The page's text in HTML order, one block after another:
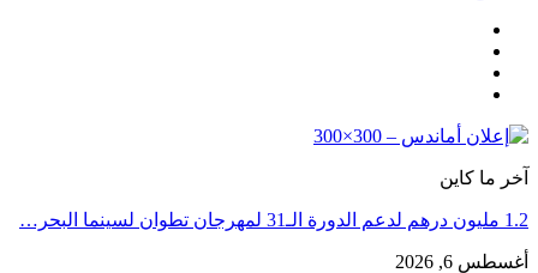
آخر ما كاين
1.2 مليون درهم لدعم الدورة الـ31 لمهرجان تطوان لسينما البحر…
أغسطس 6, 2026